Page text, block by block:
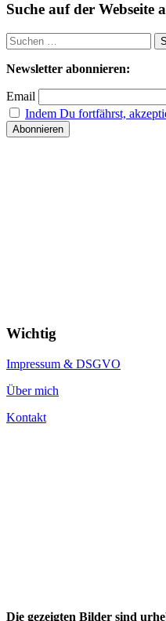
Suche auf der Webseite
Suchen
nach:
Newsletter abonnieren:
Email
Indem Du fortfährst,
Wichtig
Impressum & DSGVO
Über mich
Kontakt
Die gezeigten Bilder sind